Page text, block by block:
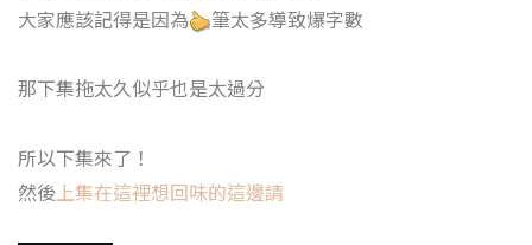
大家應該記得是因為
筆太多導致爆字數
那下集拖太久似乎也是太過分
所以下集來了！
然後 上集在這裡想回味的這邊請